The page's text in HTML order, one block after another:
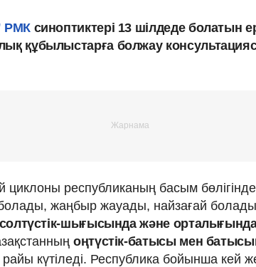
РМКсиноптиктері 13 шілдеде болатын
құбылыстарға болжау
циклоны республиканың басым
жаңбыр жауады, найзағай
солтүстік-шығысында және
оңтүстік-батысы мен
күтіледі. Республика бойынша кей